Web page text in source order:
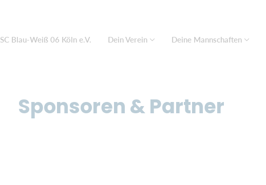
SC Blau-Weiß 06 Köln e.V. Dein Verein Deine Mannschaften
Sponsoren & Partner